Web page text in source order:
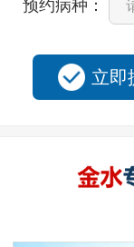
预约病种：
立即